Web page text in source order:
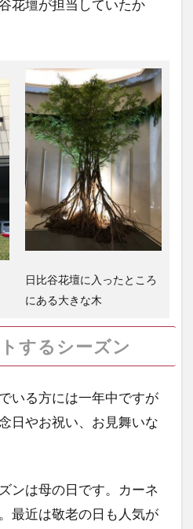
花壇が担当していたか
日比谷花壇に入ったところ
にある大きな木
するシーズン
いる方には一年中ですが
日やお祝い、お見舞いな
ンは母の日です。カーネ
最近は敬老の日も人気が